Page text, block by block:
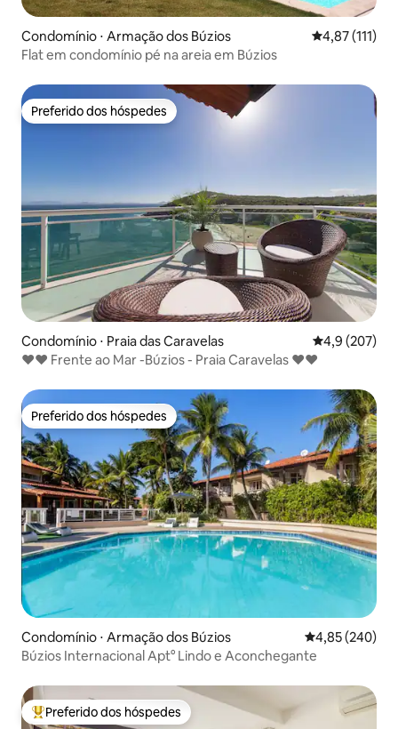
Condomínio ⋅ Armação dos Búzios 4,87 de uma
4,87 (111)
Flat em condomínio pé na areia em Búzios
Preferido dos hóspedes
Preferido dos hóspedes
Condomínio ⋅ Praia das Caravelas 4,9 de uma
4,9 (207)
❤❤ Frente ao Mar -Búzios - Praia Caravelas ❤❤
Preferido dos hóspedes
Preferido dos hóspedes
Condomínio ⋅ Armação dos Búzios 4,85 de uma
4,85 (240)
Búzios Internacional Apt° Lindo e Aconchegante
Entre os melhores preferidos dos hóspedes
Preferido dos hóspedes